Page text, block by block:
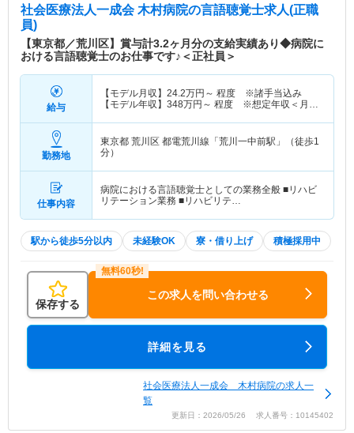
社会医療法人一成会 木村病院の言語聴覚士求人(正職
員)
【東京都／荒川区】賞与計3.2ヶ月分の支給実績あり◆病院に
おける言語聴覚士のお仕事です♪＜正社員＞
給与
【モデル月収】 24.2万円～ 程度 ※諸手当込み
【モデル年収】 348万円～ 程度 ※想定年収＜月給
勤務地
東京都 荒川区 都電荒川線「荒川一中前駅」（徒歩1
分）
仕事内容
病院における言語聴覚士としての業務全般 ■リハビ
リテーション業務 ■リハビリテ…
駅から徒歩5分以内 未経験OK 寮・借り上げ 積極採用中
保存する
この求人を問い合わせる
詳細を見る
社会医療法人一成会 木村病院の求人一
覧
更新日：2026/05/26 求人番号：10145402